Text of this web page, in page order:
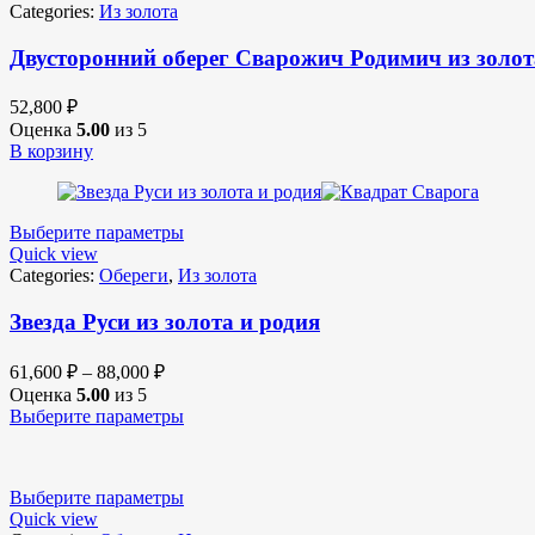
Categories: Из золота
Двусторонний оберег Сварожич Родимич из
52,800 ₽
Оценка 5.00 из 5
В корзину
Выберите параметры
Quick view
Categories: Обереги, Из золота
Звезда Руси из золота и родия
61,600 ₽ – 88,000 ₽
Оценка 5.00 из 5
Выберите параметры
Выберите параметры
Quick view